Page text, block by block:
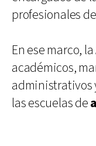
profesionales
En ese marco,
académicos,
administrativos
las escuelas de